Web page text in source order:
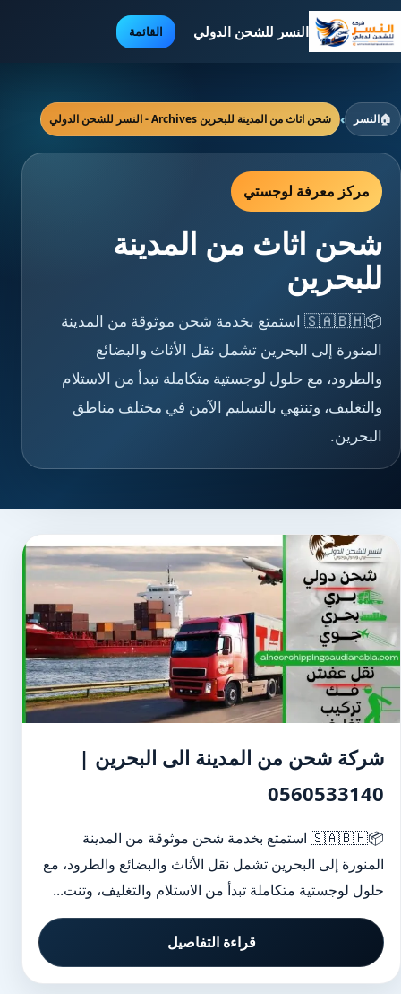
النسر للشحن الدولي القائمة
🏠النسر › شحن اثاث من المدينة للبحرين Archives - النسر للشحن الدولي
مركز معرفة لوجستي
شحن اثاث من المدينة
للبحرين
📦🇸🇦🇧🇭 استمتع بخدمة شحن موثوقة من المدينة
المنورة إلى البحرين تشمل نقل الأثاث والبضائع
والطرود، مع حلول لوجستية متكاملة تبدأ من الاستلام
والتغليف، وتنتهي بالتسليم الآمن في مختلف مناطق
البحرين.
شركة شحن من المدينة الى البحرين |
0560533140
📦🇸🇦🇧🇭 استمتع بخدمة شحن موثوقة من المدينة
المنورة إلى البحرين تشمل نقل الأثاث والبضائع والطرود، مع
حلول لوجستية متكاملة تبدأ من الاستلام والتغليف، وتنت...
قراءة التفاصيل